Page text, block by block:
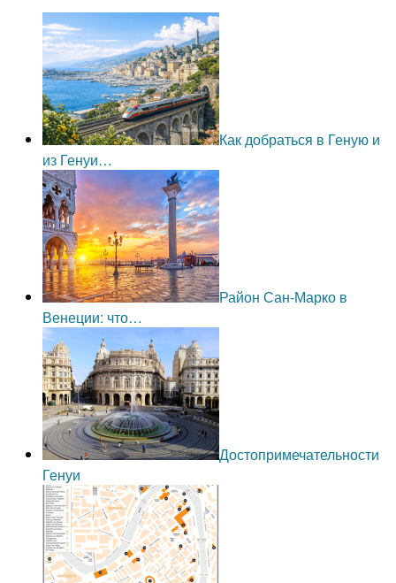
Как добраться в Геную и
из Генуи…
Район Сан-Марко в
Венеции: что…
Достопримечательности
Генуи